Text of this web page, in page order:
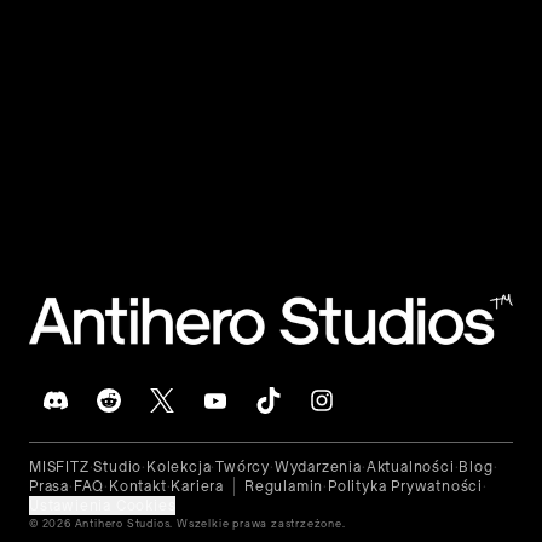
™
MISFITZ•Studio• Kolekcja• Twórcy•Wydarzenia•Aktualności •Blog•
Prasa• FAQ• Kontakt•Kariera Regulamin • Polityka Prywatności •
© 2026 Antihero Studios. Wszelkie prawa zastrzeżone.